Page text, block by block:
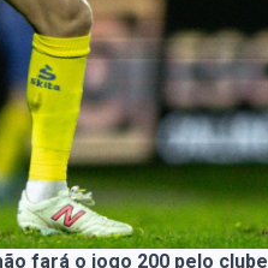
fará o jogo 200 pelo clube